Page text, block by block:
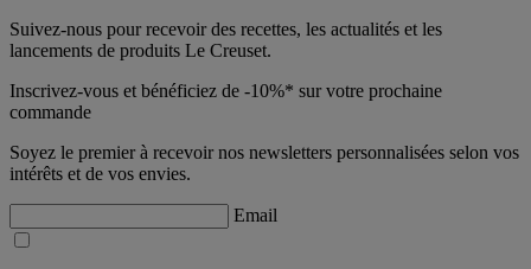
Suivez-nous pour recevoir des recettes, les actualités et les
lancements de produits Le Creuset.
Inscrivez-vous et bénéficiez de -10%* sur votre prochaine
commande
Soyez le premier à recevoir nos newsletters personnalisées selon vos
intérêts et de vos envies.
Email